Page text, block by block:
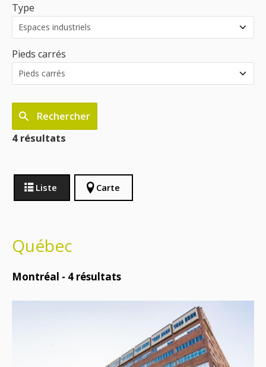
Type
Pieds carrés
Rechercher
4 résultats
Liste Carte
Québec
Montréal - 4 résultats